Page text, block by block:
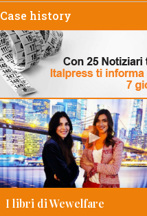
Case history
I libri di Wewelfare